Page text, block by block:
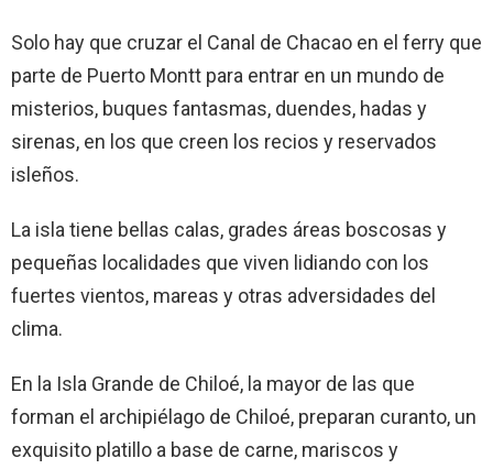
Solo hay que cruzar el Canal de Chacao en el ferry que
parte de Puerto Montt para entrar en un mundo de
misterios, buques fantasmas, duendes, hadas y
sirenas, en los que creen los recios y reservados
isleños.
La isla tiene bellas calas, grades áreas boscosas y
pequeñas localidades que viven lidiando con los
fuertes vientos, mareas y otras adversidades del
clima.
En la Isla Grande de Chiloé, la mayor de las que
forman el archipiélago de Chiloé, preparan curanto, un
exquisito platillo a base de carne, mariscos y